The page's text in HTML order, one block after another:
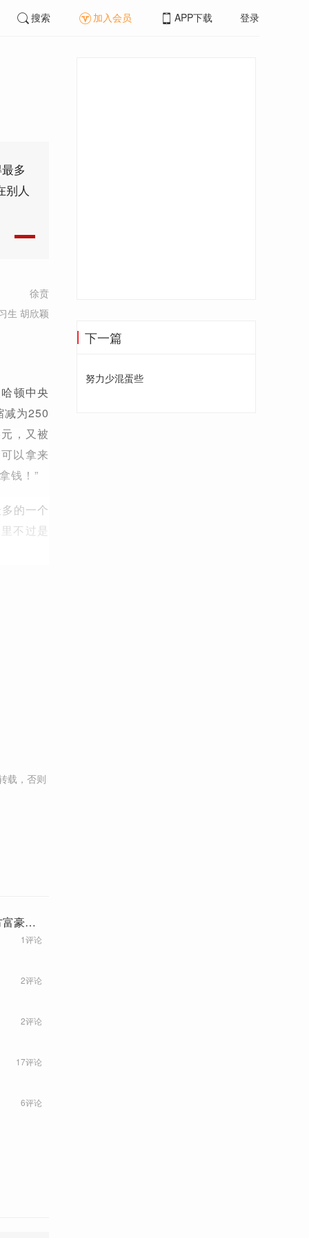
搜索 加入会员 APP下载 登录
多
别人
徐贲
生 胡欣颖
顿中央
减为250
，又被
以拿来
钱！”
的一个
不过是
载，否则
豪最
1评论
2评论
2评论
17评论
6评论
下一篇
努力少混蛋些